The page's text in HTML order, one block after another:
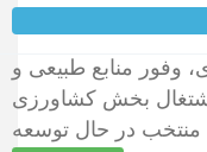
وفور منابع طبیعی و
بخش کشاورزی